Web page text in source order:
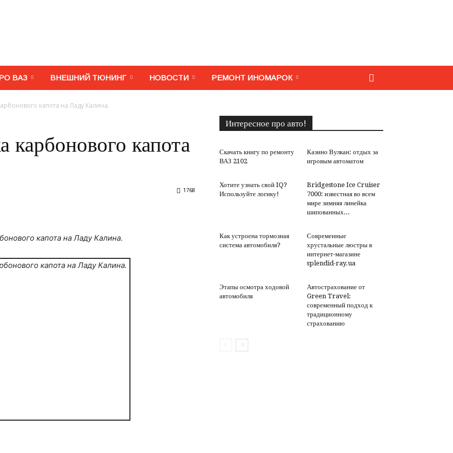
МегаВАЗ.
обслуживание
ВАЗ ВНЕШНИЙ ТЮНИНГ НОВОСТИ РЕМОНТ ИНОМАРОК
капота на Ладу Калина.
карбонового капота
1768
капота на Ладу Калина.
Интересное про авто!
Скачать книгу по ремонту
ВАЗ 2102
Казино Вулкан: отдых за
игровым автоматом
Хотите узнать свой IQ?
Используйте логику!
Bridgestone Ice Cruiser
7000: известная во всем
мире зимняя линейка
шипованных...
Как устроена тормозная
система автомобиля?
Современные
хрустальные люстры в
интернет-магазине
splendid-ray.ua
Этапы осмотра ходовой
автомобиля
Автострахование от
Green Travel:
современный подход к
традиционному
страхованию